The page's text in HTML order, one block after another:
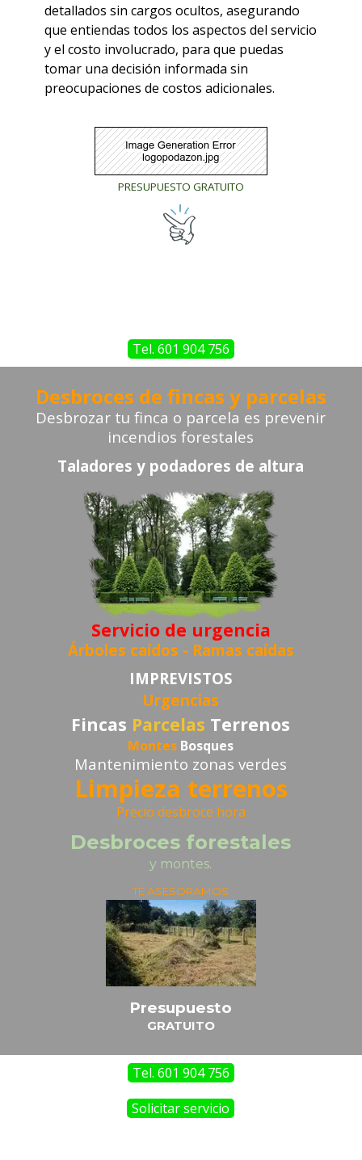
detallados sin cargos ocultos, asegurando
que entiendas todos los aspectos del servicio
y el costo involucrado, para que puedas
tomar una decisión informada sin
preocupaciones de costos adicionales.
PRESUPUESTO GRATUITO
Tel. 601 904 756
Desbroces de fincas y parcelas
Desbrozar tu finca o parcela es prevenir
incendios forestales
Taladores y podadores de altura
Servicio de urgencia
Árboles caídos - Ramas caídas
IMPREVISTOS
Urgencias
Fincas Parcelas Terrenos
Montes Bosques
Mantenimiento zonas verdes
Limpieza terrenos
Precio desbroce hora
Desbroces forestales
y montes.
TE ASESORAMOS
Presupuesto
GRATUITO
Tel. 601 904 756
Solicitar servicio